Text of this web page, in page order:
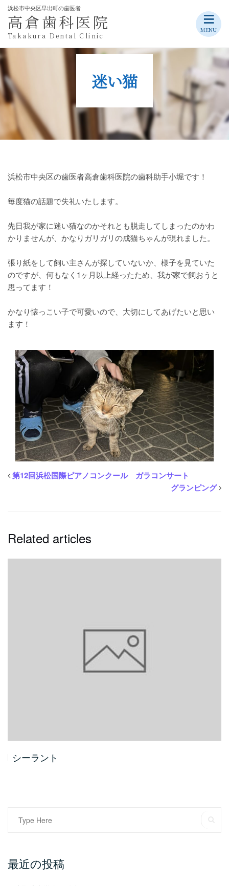
Skip
content
浜松市中央区早出町の歯医者
高倉歯科医院
Takakura Dental Clinic
≡
MENU
迷い猫
浜松市中央区の歯医者高倉歯科医院の歯科助手小堀です！
毎度猫の話題で失礼いたします。
先日我が家に迷い猫なのかそれとも脱走してしまったのかわ
かりませんが、かなりガリガリの成猫ちゃんが現れました。
張り紙をして飼い主さんが探していないか、様子を見ていた
のですが、何もなく1ヶ月以上経ったため、我が家で飼おうと
思ってます！
かなり懐っこい子で可愛いので、大切にしてあげたいと思い
ます！
第12回浜松国際ピアノコンクール ガラコンサート
グランピング
Related articles
シーラント
Search
最近の投稿